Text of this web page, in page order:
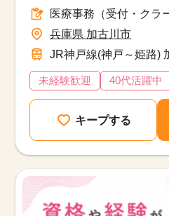
医療事務（受付・クラ
兵庫県 加古川市
JR神戸線(神戸～姫路)
未経験歓迎 40代活躍中
キープする